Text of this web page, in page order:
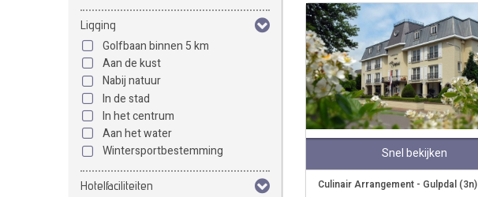
Ligging
Golfbaan binnen 5 km
Aan de kust
Nabij natuur
In de stad
In het centrum
Aan het water
Wintersportbestemming
Hotelfaciliteiten
Snel bekijken
Culinair Arrangement - Gulpdal (3n)